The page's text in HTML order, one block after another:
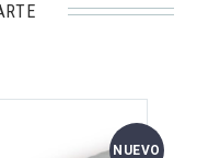
NUEVO